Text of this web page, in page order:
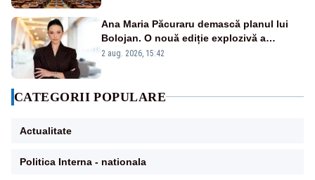
Ana Maria Păcuraru demască planul lui
Bolojan. O nouă ediție explozivă a
emisiunii „Miza Zilei” la Realitatea PLUS
2 aug. 2026, 15:42
CATEGORII POPULARE
Actualitate
Politica Interna - nationala